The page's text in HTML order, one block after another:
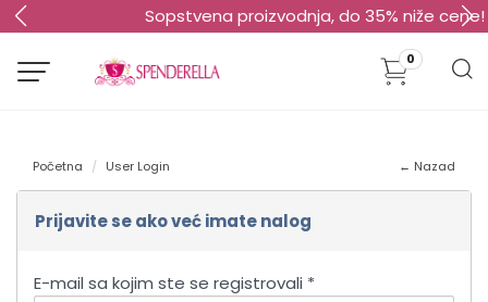
Sopstvena proizvodnja, do 35% niže cene!
0
Početna User Login ← Nazad
Prijavite se ako već imate nalog
E-mail sa kojim ste se registrovali *